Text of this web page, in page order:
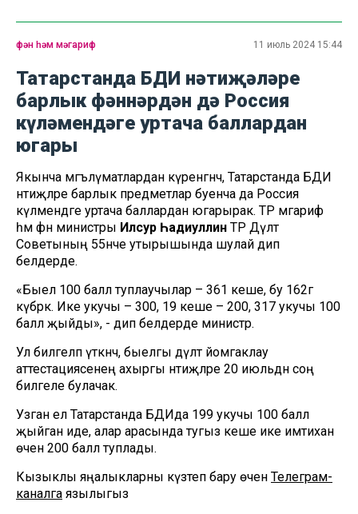
фән һәм мәгариф 11 июль 2024 15:44
Татарстанда БДИ нәтиҗәләре
барлык фәннәрдән дә Россия
күләмендәге уртача баллардан
югары
Якынча мәгълүматлардан күренгәнчә, Татарстанда БДИ
нәтиҗәләре барлык предметлар буенча да Россия
күләмендәге уртача баллардан югарырак. ТР мәгариф
һәм фән министры Илсур Һадиуллин ТР Дәүләт
Советының 55нче утырышында шулай дип
белдерде.
«Быел 100 балл туплаучылар – 361 кеше, бу 162гә
күбрәк. Ике укучы – 300, 19 кеше – 200, 317 укучы 100
балл җыйды», - дип белдерде министр.
Ул билгеләп үткәнчә, быелгы дәүләт йомгаклау
аттестациясенең ахыргы нәтиҗәләре 20 июльдән соң
билгеле булачак.
Узган ел Татарстанда БДИда 199 укучы 100 балл
җыйган иде, алар арасында тугыз кеше ике имтихан
өчен 200 балл туплады.
Кызыклы яңалыкларны күзәтеп бару өчен Телеграм-
каналга язылыгыз